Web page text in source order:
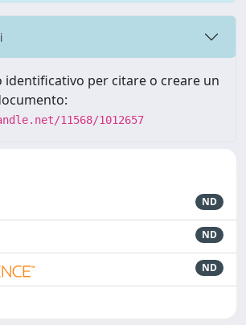
identificativo per citare o creare un
11568/1012657
ND
ND
ND